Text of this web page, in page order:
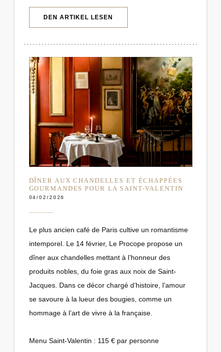
DEN ARTIKEL LESEN
DÎNER AUX CHANDELLES ET ÉCHAPPÉES
GOURMANDES POUR LA SAINT-VALENTIN
04/02/2026
Le plus ancien café de Paris cultive un romantisme
intemporel. Le 14 février, Le Procope propose un
dîner aux chandelles mettant à l’honneur des
produits nobles, du foie gras aux noix de Saint-
Jacques. Dans ce décor chargé d’histoire, l’amour
se savoure à la lueur des bougies, comme un
hommage à l’art de vivre à la française.
Menu Saint-Valentin : 115 € par personne